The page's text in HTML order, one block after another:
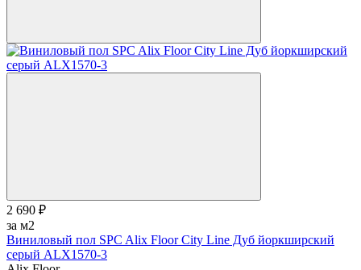
2 690 ₽
за м2
Виниловый пол SPC Alix Floor City Line Дуб йоркширский
серый ALX1570-3